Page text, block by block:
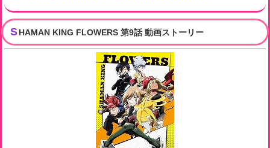
SHAMAN KING FLOWERS 第9話 動画ストーリー